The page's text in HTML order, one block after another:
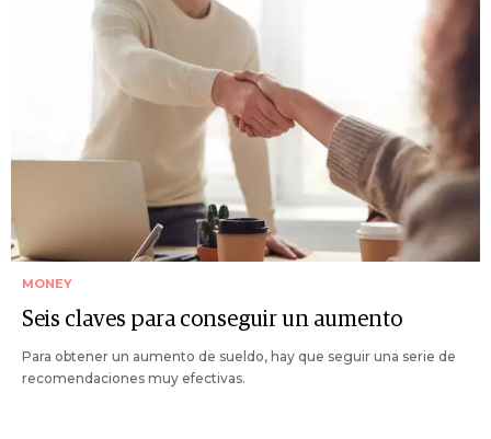
MONEY
Seis claves para conseguir un aumento
Para obtener un aumento de sueldo, hay que seguir una serie de
recomendaciones muy efectivas.